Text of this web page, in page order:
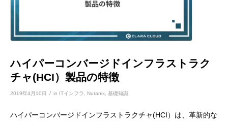
ハイパーコンバージドインフラストラク
チャ(HCI）製品の特徴
2019年4月10日 / in ITインフラ Nutanix ,基礎知識
ハイパーコンバージドインフラストラクチャ(HCI）は、革新的な